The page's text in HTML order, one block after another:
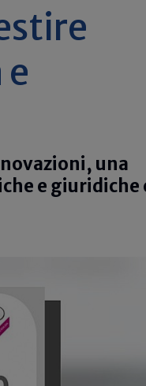
una
e giuridiche